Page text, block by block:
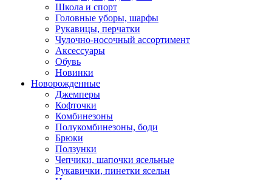
Школа и спорт
Головные уборы, шарфы
Рукавицы, перчатки
Чулочно-носочный ассортимент
Аксессуары
Обувь
Новинки
Новорожденные
Джемперы
Кофточки
Комбинезоны
Полукомбинезоны, боди
Брюки
Ползунки
Чепчики, шапочки ясельные
Рукавички, пинетки ясельн